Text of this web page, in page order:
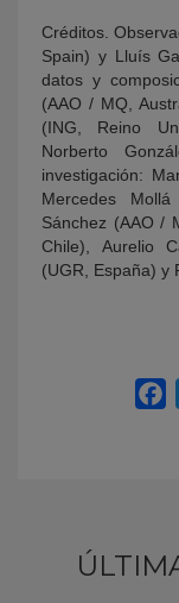
Créditos.
Spain) y Lluís
datos y
(AAO / MQ,
(ING, Reino
Norberto
investigación:
Mercedes
Sánchez (AAO /
Chile), Aurelio
(UGR, España) y